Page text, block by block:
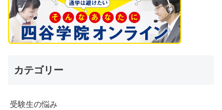
カテゴリー
受験生の悩み